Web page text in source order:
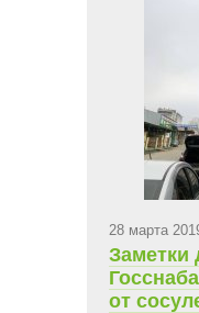
28 марта
Заметки
от